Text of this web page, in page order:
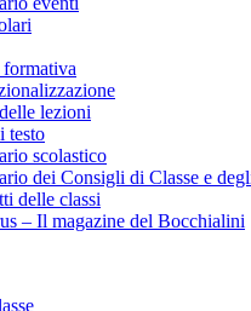
lezioni
testo
scolastico
dei Consigli di Classe e
delle classi
– Il magazine del Bocchialini